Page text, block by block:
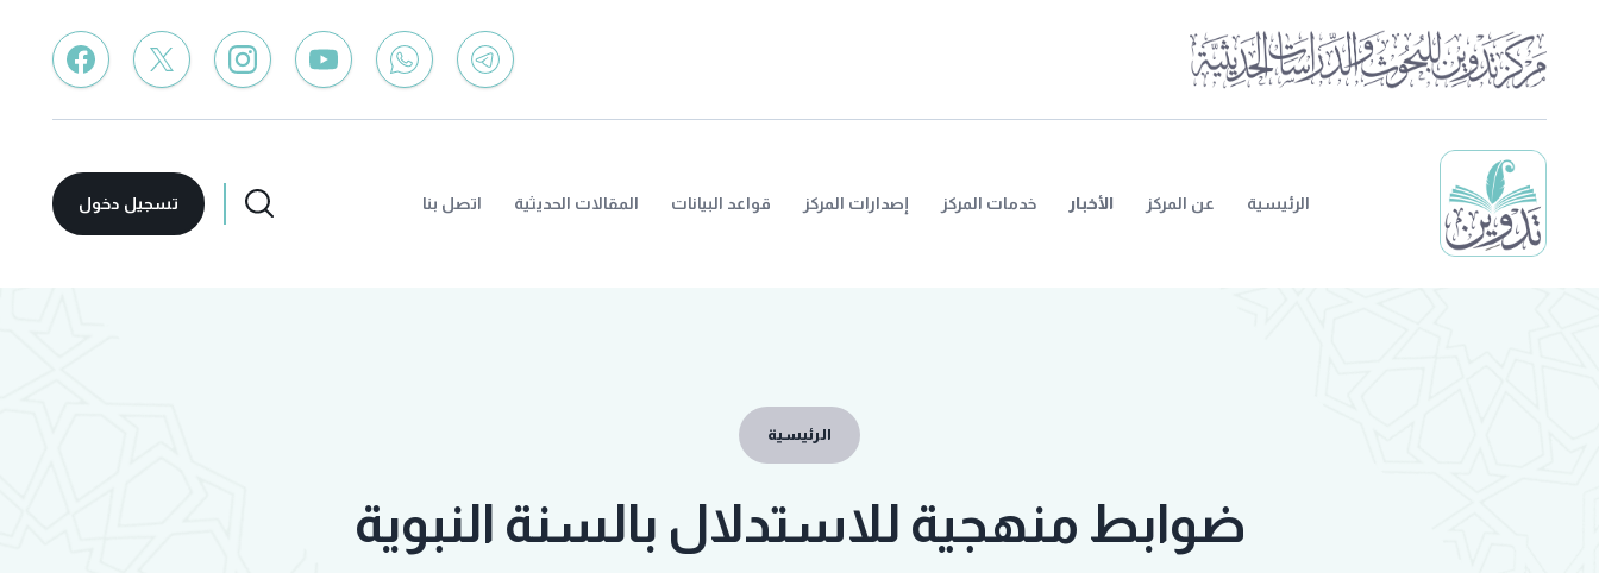
الرئيسية عن المركز الأخبار خدمات المركز إصدارات المركز قواعد البيانات المقالات الحديثية اتصل بنا تسجيل دخول
الرئيسية
ضوابط منهجية للاستدلال بالسنة النبوية